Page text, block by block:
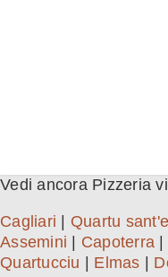
Vedi ancora Pizzeria
Cagliari Quartu
Assemini
Capoterra
Quartucciu
Elmas